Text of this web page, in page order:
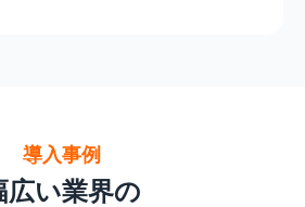
導入事例
広い業界の